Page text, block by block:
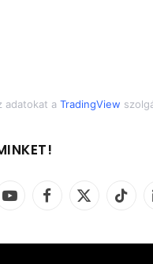
adatokat a TradingView
YouTubeFacebook
X
TikTok